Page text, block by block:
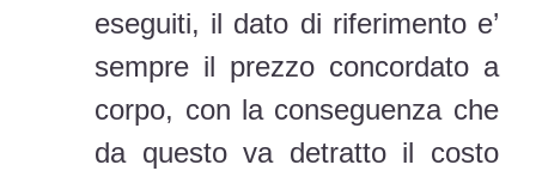
eseguiti, il dato di riferimento e’
sempre il prezzo concordato a
corpo, con la conseguenza che
da questo va detratto il costo